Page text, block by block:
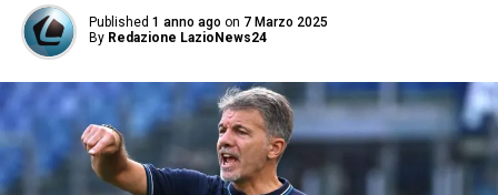
Published 1 anno ago on 7 Marzo 2025
By Redazione LazioNews24